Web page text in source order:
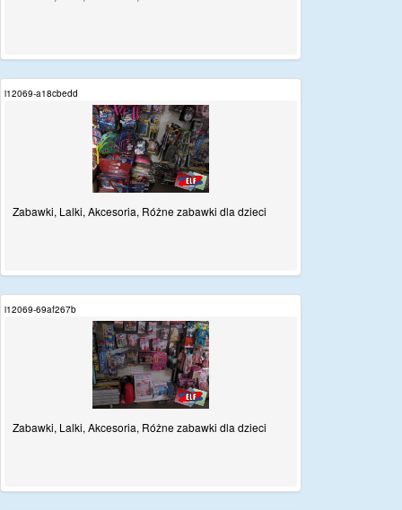
i12069-a18cbedd
Zabawki, Lalki, Akcesoria, Różne zabawki dla dzieci
i12069-69af267b
Zabawki, Lalki, Akcesoria, Różne zabawki dla dzieci